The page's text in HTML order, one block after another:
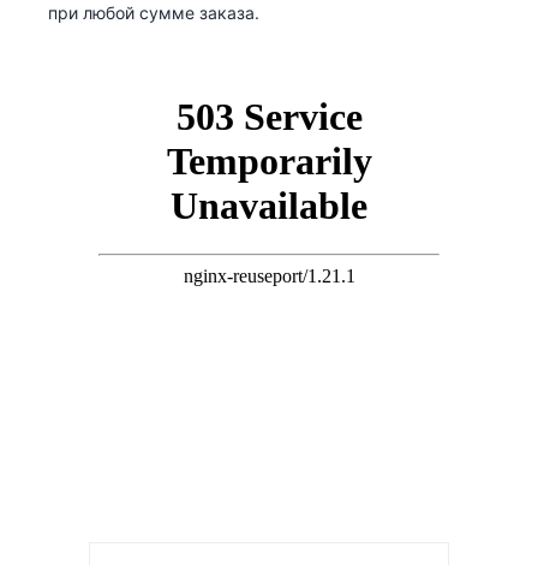
при любой сумме заказа.